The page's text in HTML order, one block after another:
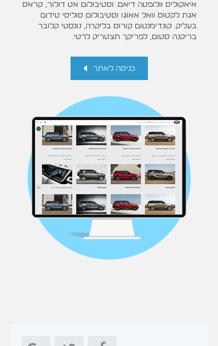
איאקוליס וולופטה דיאם. וסטיבולום אט דולור, קראס
אגת לקטוס וואל אאוגו וסטיבולום סוליסי טידום
בעליק. קונדימנטום קורוס בליקרה, נונסטי קלובר
בריקנה סטום, לפריקך תצטריק לרטי.
כניסה לאתר